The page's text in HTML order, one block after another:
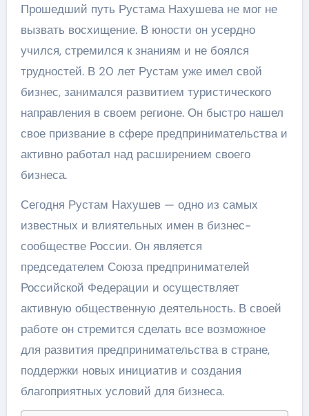
Прошедший путь Рустама Нахушева не мог не
вызвать восхищение. В юности он усердно
учился, стремился к знаниям и не боялся
трудностей. В 20 лет Рустам уже имел свой
бизнес, занимался развитием туристического
направления в своем регионе. Он быстро нашел
свое призвание в сфере предпринимательства и
активно работал над расширением своего
бизнеса.
Сегодня Рустам Нахушев — одно из самых
известных и влиятельных имен в бизнес-
сообществе России. Он является
председателем Союза предпринимателей
Российской Федерации и осуществляет
активную общественную деятельность. В своей
работе он стремится сделать все возможное
для развития предпринимательства в стране,
поддержки новых инициатив и создания
благоприятных условий для бизнеса.